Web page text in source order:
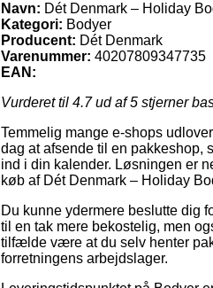
Navn: Dét Denmark – Holiday
Kategori: Bodyer
Producent: Dét Denmark
Varenummer: 40207809347735
EAN:
Vurderet til 4.7ud af 5 stjerner
Temmelig mange e-shops
dag at afsende til en pakkeshop,
ind i din kalender. Løsningen er
køb af Dét Denmark – Holiday
Du kunne ydermere beslutte dig
til en tak mere bekostelig, men
tilfælde være at du selv henter
forretningens arbejdslager.